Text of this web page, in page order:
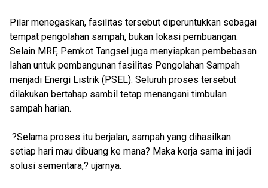
Pilar menegaskan, fasilitas tersebut diperuntukkan sebagai
tempat pengolahan sampah, bukan lokasi pembuangan.
Selain MRF, Pemkot Tangsel juga menyiapkan pembebasan
lahan untuk pembangunan fasilitas Pengolahan Sampah
menjadi Energi Listrik (PSEL). Seluruh proses tersebut
dilakukan bertahap sambil tetap menangani timbulan
sampah harian.
?Selama proses itu berjalan, sampah yang dihasilkan
setiap hari mau dibuang ke mana? Maka kerja sama ini jadi
solusi sementara,? ujarnya.